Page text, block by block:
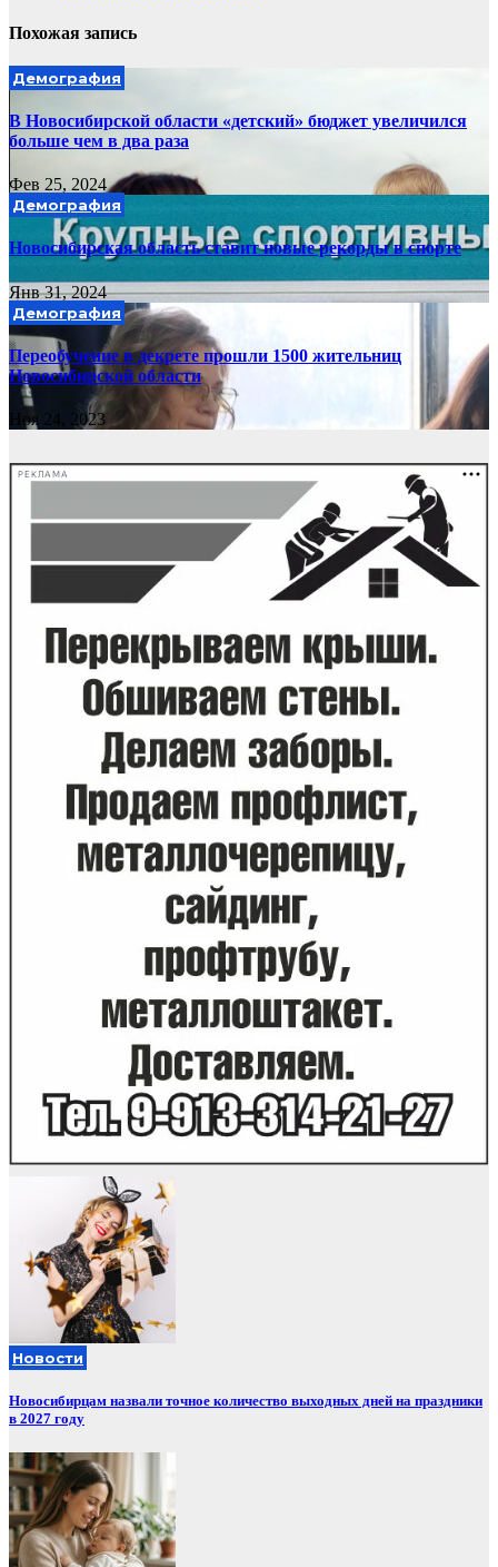
Похожая запись
Демография
В Новосибирской области «детский» бюджет увеличился
больше чем в два раза
Фев 25, 2024
Демография
Новосибирская область ставит новые рекорды в спорте
Янв 31, 2024
Демография
Переобучение в декрете прошли 1500 жительниц
Новосибирской области
Ноя 24, 2023
РЕКЛАМА
Новости
Новосибирцам назвали точное количество выходных дней на праздники
в 2027 году